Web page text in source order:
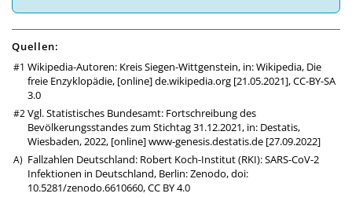
Quellen:
Wikipedia-Autoren: Kreis Siegen-Wittgenstein, in: Wikipedia, Die
freie Enzyklopädie, [online]de.wikipedia.org[21.05.2021],CC-BY-SA
3.0
Vgl. Statistisches Bundesamt: Fortschreibung des
Bevölkerungsstandes zum Stichtag 31.12.2021, in: Destatis,
Wiesbaden, 2022, [online]www-genesis.destatis.de[27.09.2022]
Fallzahlen Deutschland: Robert Koch-Institut (RKI): SARS-CoV-2
Infektionen in Deutschland, Berlin: Zenodo,doi:
10.5281/zenodo.6610660,CC BY 4.0